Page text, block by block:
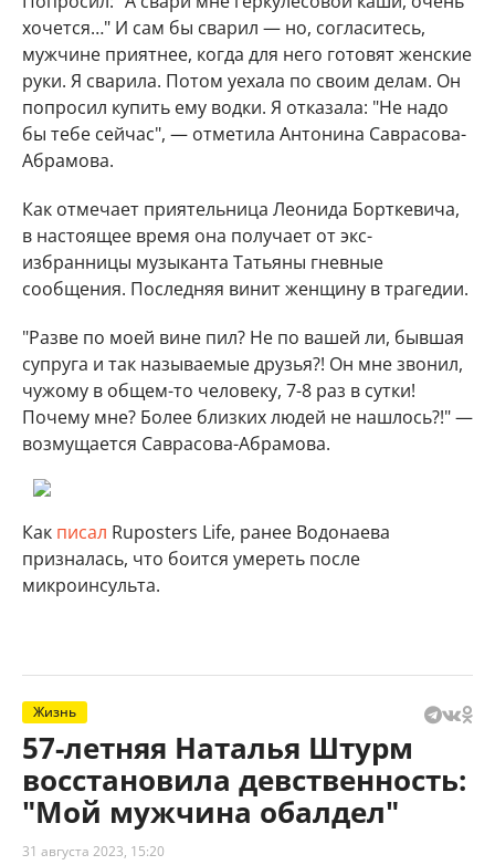
хочется…" И сам бы сварил — но, согласитесь,
мужчине приятнее, когда для него готовят женские
руки. Я сварила. Потом уехала по своим делам. Он
попросил купить ему водки. Я отказала: "Не надо
бы тебе сейчаc", — отметила Антонина Саврасова-
Абрамова.
Как отмечает приятельница Леонида Борткевича,
в настоящее время она получает от экс-
избранницы музыканта Татьяны гневные
сообщения. Последняя винит женщину в трагедии.
"Разве по моей вине пил? Не по вашей ли, бывшая
супруга и так называемые друзья?! Он мне звонил,
чужому в общем-то человеку, 7-8 раз в сутки!
Почему мне? Более близких людей не нашлось?!" —
возмущается Саврасова-Абрамова.
Как писал Ruposters Life, ранее Водонаева
призналась, что боится умереть после
микроинсульта.
Жизнь
57-летняя Наталья Штурм
восстановила девственность:
"Мой мужчина обалдел"
31 августа 2023, 15:20